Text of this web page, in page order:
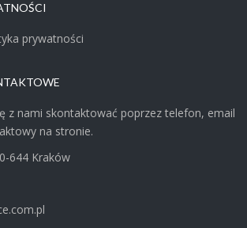
prywatności
z nami skontaktować poprzez telefon, email
na stronie.
644 Kraków